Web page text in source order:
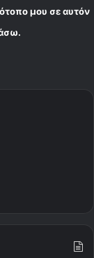
μου σε αυτόν